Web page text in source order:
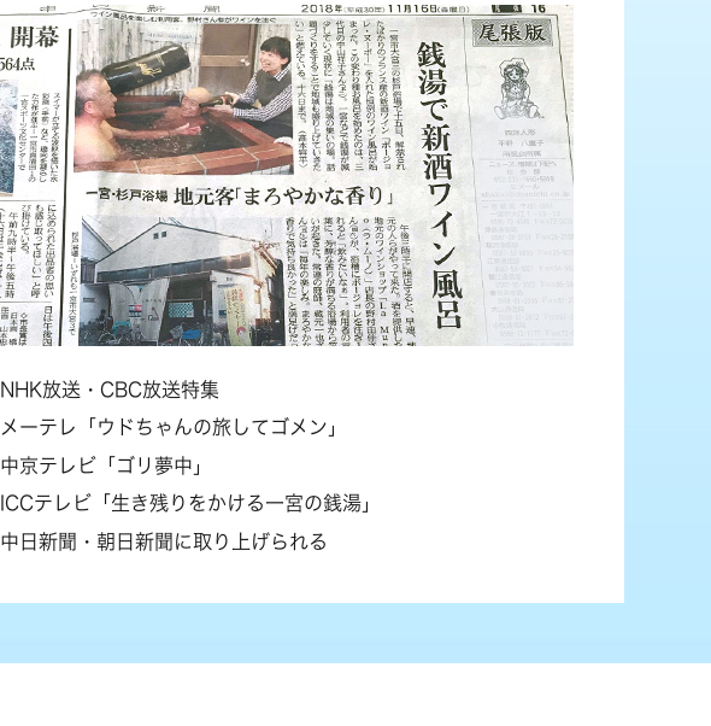
NHK放送・CBC放送特集
メーテレ「ウドちゃんの旅してゴメン」
中京テレビ「ゴリ夢中」
ICCテレビ「生き残りをかける一宮の銭湯」
中日新聞・朝日新聞に取り上げられる